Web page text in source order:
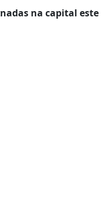
na capital este